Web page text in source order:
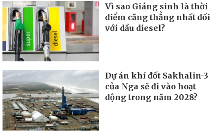
Vì sao Giáng sinh là thời
điểm căng thẳng nhất đối
với dầu diesel?
Dự án khí đốt Sakhalin-3
của Nga sẽ đi vào hoạt
động trong năm 2028?